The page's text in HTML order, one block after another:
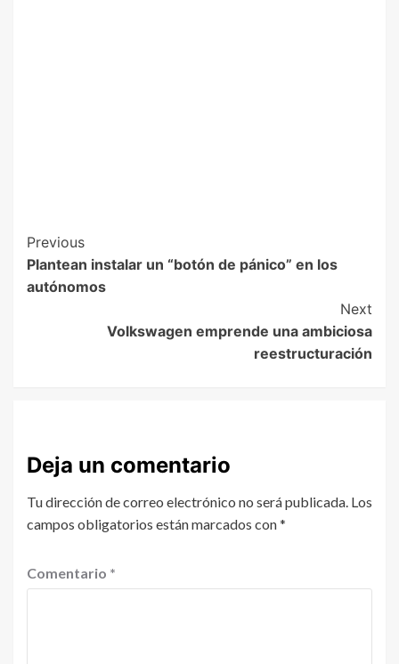
Previous
Plantean instalar un “botón de pánico” en los
autónomos
Next
Volkswagen emprende una ambiciosa
reestructuración
Deja un comentario
Tu dirección de correo electrónico no será publicada. Los
campos obligatorios están marcados con*
Comentario *